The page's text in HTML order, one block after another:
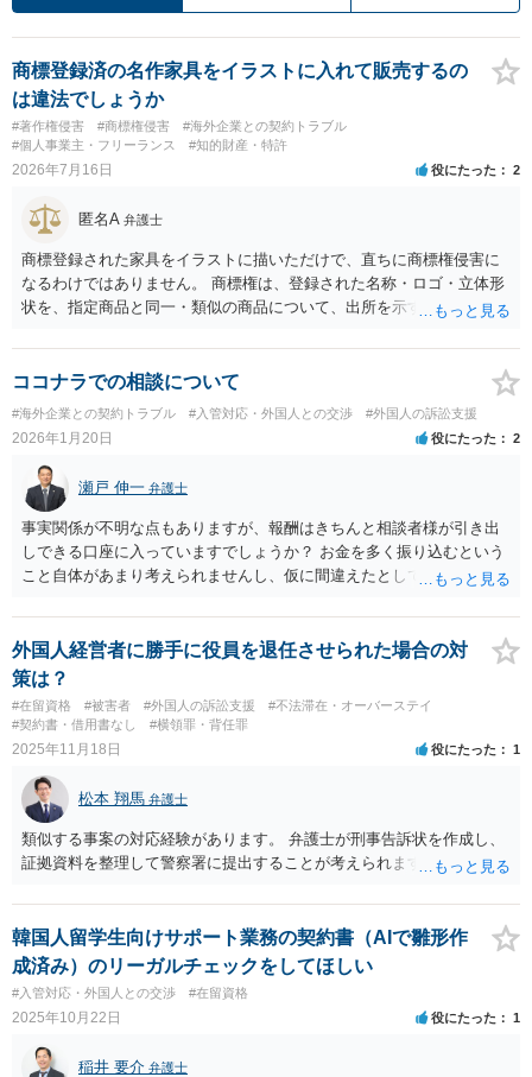
商標登録済の名作家具をイラストに入れて販売するの
は違法でしょうか
#著作権侵害 #商標権侵害
#海外企業との契約トラブル
#個人事業主・フリーランス
#知的財産・特許
2026年7月16日 役にたった 2
匿名A 弁護士
商標登録された家具をイラストに描いただけで、直ちに商標権侵害に
なるわけではありません。 商標権は、登録された名称・ロゴ・立体形
状を、指定商品と同一・類似の商品について、出所を示す表示として
て描くにとどまる場合は、通常、商標権侵害にはなりにくいと考えら
れます。 ただし、家具名や特徴的な形状を商品名・広告に大きく表示
し、公式商品やライセンス商品と誤認させる販売方法であれば、商標
権や不正競争防止法上の問題が生じ得ます。家具のデザインに著作権
が認められる場合は、著作権も別途問題となります。 無料のSNS投稿
やプレゼントでも、著作権侵害は成立し得ます。商標権については、
有料か無料かよりも、商標として使用しているかが重要です。 また、
日本の商標権は原則として日本国内にのみ効力を持ちます。外国で販
売する場合は、販売国の商標・意匠等を確認する必要があります。 他
の作家の例は、許諾を得ている、権利が消滅している、侵害に当たら
ない、又は単に権利行使されていないなど、様々な可能性がありま
す。他人が販売していることだけでは、適法とは判断できません。
ココナラでの相談について
#海外企業との契約トラブル #入管対応・外国人との交渉 #外国人の訴訟支援
2026年1月20日 役にたった 2
瀬戸 伸一 弁護士
事実関係が不明な点もありますが、報酬はきちんと相談者様が引き出
しできる口座に入っていますでしょうか？ お金を多く振り込むという
こと自体があまり考えられませんし、仮に間違えたとしても、海外の
で、paypayを使うというのは、話として怪しい感じがします。 絶対に
損のないように行動されるとよいと思われます。
外国人経営者に勝手に役員を退任させられた場合の対
策は？
#在留資格 #被害者 #外国人の訴訟支援
#不法滞在・オーバーステイ
#契約書・借用書なし
#横領罪・背任罪
2025年11月18日 役にたった 1
松本 翔馬 弁護士
類似する事案の対応経験があります。 弁護士が刑事告訴状を作成し、
証拠資料を整理して警察署に提出することが考えられます。
韓国人留学生向けサポート業務の契約書（AIで雛形作
成済み）のリーガルチェックをしてほしい
#入管対応・外国人との交渉 #在留資格
2025年10月22日 役にたった 1
稲井 要介 弁護士